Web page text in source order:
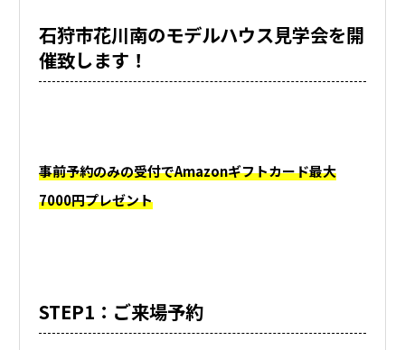
石狩市花川南のモデルハウス見学会を開
催致します！
事前予約のみの受付でAmazonギフトカード最大
7000円プレゼント
STEP1：ご来場予約